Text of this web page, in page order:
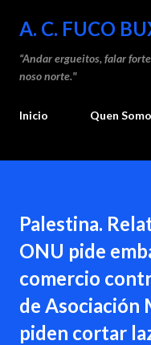
A. C. FUCO
“Andar ergueitos, falar
noso norte."
Inicio Quen
Palestina.
ONU pide
comercio
de Asociación
piden cortar